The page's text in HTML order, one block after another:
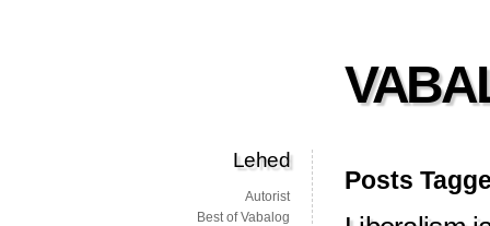
Posts
Lehed
Autorist
Best of Vabalog